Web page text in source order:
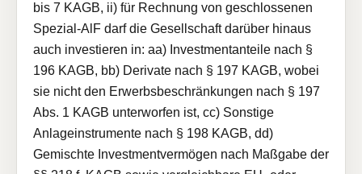
bis 7 KAGB, ii) für Rechnung von geschlossenen
Spezial-AlF darf die Gesellschaft darüber hinaus
auch investieren in: aa) Investmentanteile nach §
196 KAGB, bb) Derivate nach § 197 KAGB, wobei
sie nicht den Erwerbsbeschränkungen nach § 197
Abs. 1 KAGB unterworfen ist, cc) Sonstige
Anlageinstrumente nach § 198 KAGB, dd)
Gemischte Investmentvermögen nach Maßgabe der